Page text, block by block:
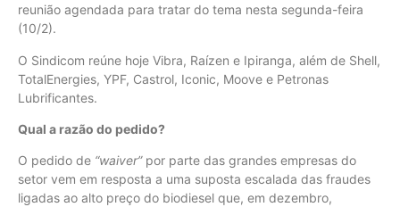
reunião agendada para tratar do tema nesta segunda-feira
(10/2).
O Sindicom reúne hoje Vibra, Raízen e Ipiranga, além de Shell,
TotalEnergies, YPF, Castrol, Iconic, Moove e Petronas
Lubrificantes.
Qual a razão do pedido?
O pedido de “waiver”por parte das grandes empresas do
setor vem em resposta a uma suposta escalada das fraudes
ligadas ao alto preço do biodiesel que, em dezembro,